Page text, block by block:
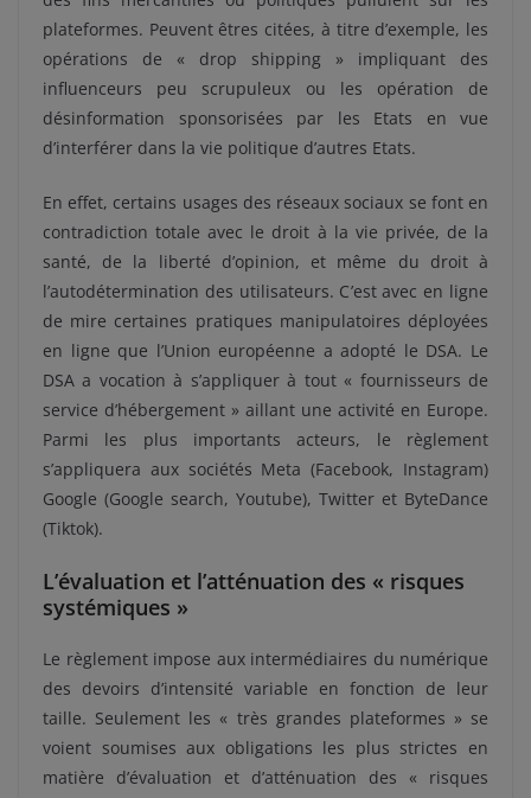
plateformes. Peuvent êtres citées, à titre d’exemple, les
opérations de « drop shipping » impliquant des
influenceurs peu scrupuleux ou les opération de
désinformation sponsorisées par les Etats en vue
d’interférer dans la vie politique d’autres Etats.
En effet, certains usages des réseaux sociaux se font en
contradiction totale avec le droit à la vie privée, de la
santé, de la liberté d’opinion, et même du droit à
l’autodétermination des utilisateurs. C’est avec en ligne
de mire certaines pratiques manipulatoires déployées
en ligne que l’Union européenne a adopté le DSA. Le
DSA a vocation à s’appliquer à tout « fournisseurs de
service d’hébergement » aillant une activité en Europe.
Parmi les plus importants acteurs, le règlement
s’appliquera aux sociétés Meta (Facebook, Instagram)
Google (Google search, Youtube), Twitter et ByteDance
(Tiktok).
L’évaluation et l’atténuation des « risques
systémiques »
Le règlement impose aux intermédiaires du numérique
des devoirs d’intensité variable en fonction de leur
taille. Seulement les « très grandes plateformes » se
voient soumises aux obligations les plus strictes en
matière d’évaluation et d’atténuation des « risques